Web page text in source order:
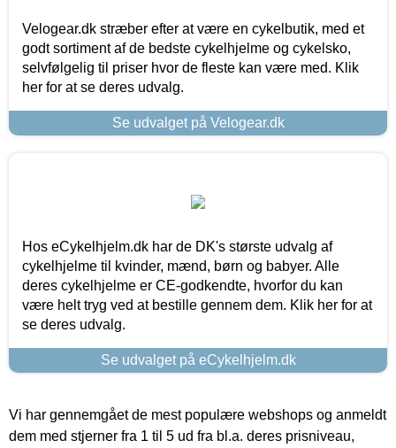
Velogear.dk stræber efter at være en cykelbutik, med et
godt sortiment af de bedste cykelhjelme og cykelsko,
selvfølgelig til priser hvor de fleste kan være med. Klik
her for at se deres udvalg.
Se udvalget på Velogear.dk
Hos eCykelhjelm.dk har de DK's største udvalg af
cykelhjelme til kvinder, mænd, børn og babyer. Alle
deres cykelhjelme er CE-godkendte, hvorfor du kan
være helt tryg ved at bestille gennem dem. Klik her for at
se deres udvalg.
Se udvalget på eCykelhjelm.dk
Vi har gennemgået de mest populære webshops og anmeldt
dem med stjerner fra 1 til 5 ud fra bl.a. deres prisniveau,